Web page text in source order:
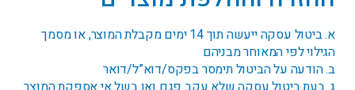
א. ביטול עסקה ייעשה תוך 14 ימים מקבלת המוצר, או מסמך
הגילוי לפי המאוחר מבניהם
ב. הודעה על הביטול תימסר בפקס/דוא”ל/דואר